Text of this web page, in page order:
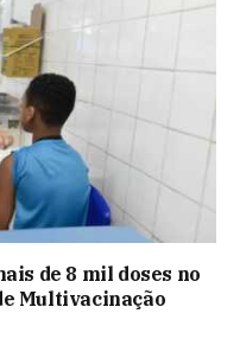
de 8 mil doses no
Multivacinação